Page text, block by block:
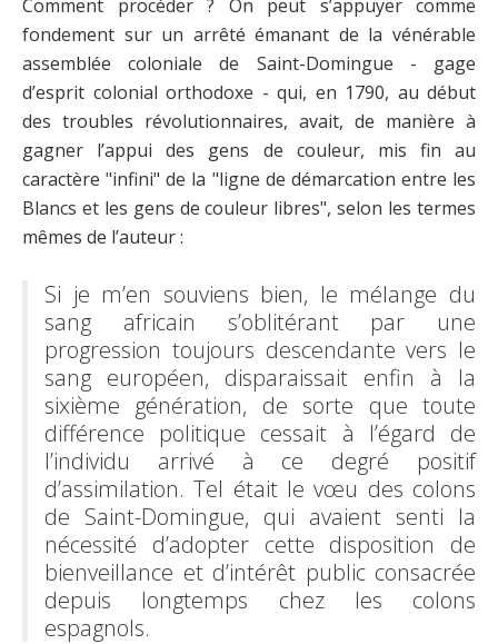
Comment procéder ? On peut s’appuyer comme
fondement sur un arrêté émanant de la vénérable
assemblée coloniale de Saint-Domingue - gage
d’esprit colonial orthodoxe - qui, en 1790, au début
des troubles révolutionnaires, avait, de manière à
gagner l’appui des gens de couleur, mis fin au
caractère "infini" de la "ligne de démarcation entre les
Blancs et les gens de couleur libres", selon les termes
mêmes de l’auteur :
Si je m’en souviens bien, le mélange du
sang africain s’oblitérant par une
progression toujours descendante vers le
sang européen, disparaissait enfin à la
sixième génération, de sorte que toute
différence politique cessait à l’égard de
l’individu arrivé à ce degré positif
d’assimilation. Tel était le vœu des colons
de Saint-Domingue, qui avaient senti la
nécessité d’adopter cette disposition de
bienveillance et d’intérêt public consacrée
depuis longtemps chez les colons
espagnols.